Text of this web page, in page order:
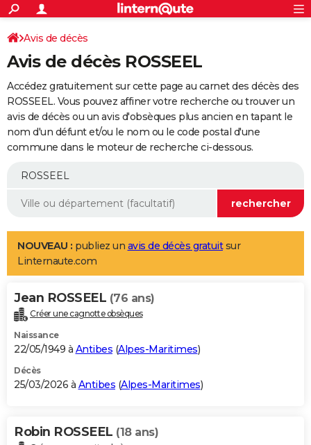
ACTUALITÉS
Politique
Société
Faits Divers
Education
Monde
Villes
+
SPORT
Coupe du monde 2026
Football
Tennis
Cyclisme
Rugby
Forum
Programme TV
TNT
Streaming
Cinéma
Sorties cinéma
Musique
+
FINANCE
Retraite
Epargne
Immobilier
Risques naturels par ville
Banque
Assurance
AUTO
Essais
Réserver un essai
Citadines
Berlines
SUV
Forum auto
+
Mobiles
Meilleur smartphone
Internet
Ordinateurs
Jeux vidéo
Guide high-tech
Aménagement intérieur
LIFESTYLE
Art de vivre
Bien-être
Loisirs
Mode
Modes de vie
Alimentation
Guide de la santé
Maladies
Médicaments
Sommeil
VOYAGE
Destinations
City break
Voyage nature
Voyage de noces
Forum
Climat
+PHOTO
GUIDES D'ACHAT
BONS PLANS
Carte de Noël
Carte Bonne année
Carte Saint-Valentin
Carte Pâques
Carte d'anniversaire
DICTIONNAIRE
Avis de décès
Avis de décès ROSSEEL
Accédez gratuitement sur cette page au carnet des décès des
ROSSEEL. Vous pouvez affiner votre recherche ou trouver un
avis de décès ou un avis d'obsèques plus ancien en tapant le
nom d'un défunt et/ou le nom ou le code postal d'une
commune dans le moteur de recherche ci-dessous.
NOUVEAU : publiez un avis de décès gratuitsur
Linternaute.com
Jean ROSSEEL (76 ans)
Créer une cagnotte obsèques
Naissance
22/05/1949 à Antibes (Alpes-Maritimes)
Décès
25/03/2026 à Antibes (Alpes-Maritimes)
Robin ROSSEEL (18 ans)